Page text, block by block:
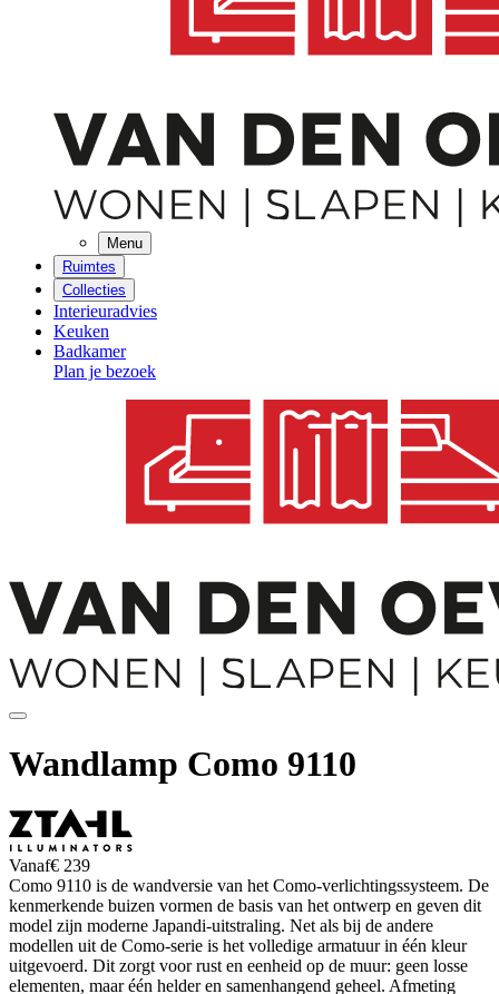
Menu
Ruimtes
Collecties
Interieuradvies
Keuken
Badkamer
Plan je bezoek
Wandlamp Como 9110
Vanaf€ 239
Como 9110 is de wandversie van het Como-verlichtingssysteem. De
kenmerkende buizen vormen de basis van het ontwerp en geven dit
model zijn moderne Japandi-uitstraling. Net als bij de andere
modellen uit de Como-serie is het volledige armatuur in één kleur
uitgevoerd. Dit zorgt voor rust en eenheid op de muur: geen losse
elementen, maar één helder en samenhangend geheel. Afmeting